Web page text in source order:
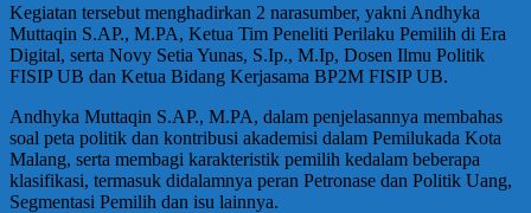
Kegiatan tersebut menghadirkan 2 narasumber, yakni Andhyka
Muttaqin S.AP., M.PA, Ketua Tim Peneliti Perilaku Pemilih di Era
Digital, serta Novy Setia Yunas, S.Ip., M.Ip, Dosen Ilmu Politik
FISIP UB dan Ketua Bidang Kerjasama BP2M FISIP UB.
Andhyka Muttaqin S.AP., M.PA, dalam penjelasannya membahas
soal peta politik dan kontribusi akademisi dalam Pemilukada Kota
Malang, serta membagi karakteristik pemilih kedalam beberapa
klasifikasi, termasuk didalamnya peran Petronase dan Politik Uang,
Segmentasi Pemilih dan isu lainnya.